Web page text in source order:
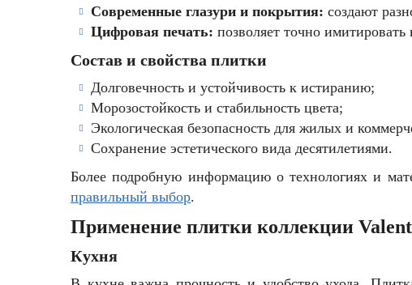
Современные глазури и покрытия: создают
Цифровая печать: позволяет точно
Состав и свойства плитки
Долговечность и устойчивость к истиранию;
Морозостойкость и стабильность цвета;
Экологическая безопасность для жилых и
Сохранение эстетического вида десятилетиями.
Более подробную информацию о технологиях и
правильный выбор.
Применение плитки коллекции
Кухня